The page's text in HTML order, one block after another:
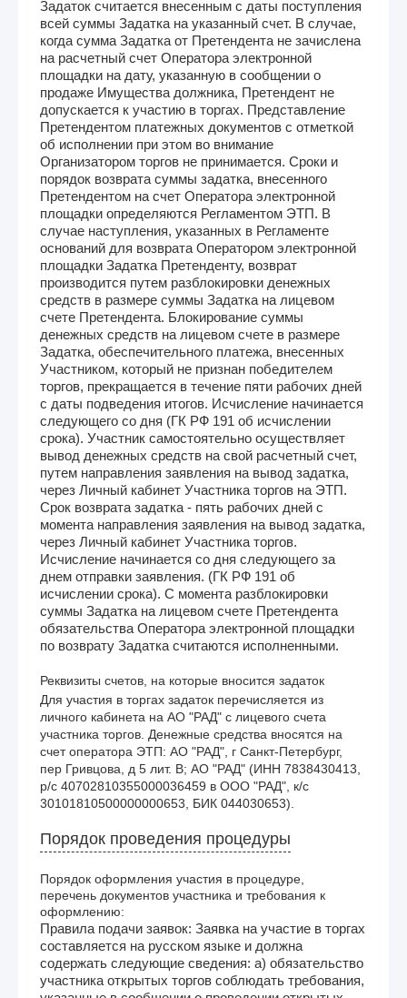
Задаток считается внесенным с даты поступления
всей суммы Задатка на указанный счет. В случае,
когда сумма Задатка от Претендента не зачислена
на расчетный счет Оператора электронной
площадки на дату, указанную в сообщении о
продаже Имущества должника, Претендент не
допускается к участию в торгах. Представление
Претендентом платежных документов с отметкой
об исполнении при этом во внимание
Организатором торгов не принимается. Сроки и
порядок возврата суммы задатка, внесенного
Претендентом на счет Оператора электронной
площадки определяются Регламентом ЭТП. В
случае наступления, указанных в Регламенте
оснований для возврата Оператором электронной
площадки Задатка Претенденту, возврат
производится путем разблокировки денежных
средств в размере суммы Задатка на лицевом
счете Претендента. Блокирование суммы
денежных средств на лицевом счете в размере
Задатка, обеспечительного платежа, внесенных
Участником, который не признан победителем
торгов, прекращается в течение пяти рабочих дней
с даты подведения итогов. Исчисление начинается
следующего со дня (ГК РФ 191 об исчислении
срока). Участник самостоятельно осуществляет
вывод денежных средств на свой расчетный счет,
путем направления заявления на вывод задатка,
через Личный кабинет Участника торгов на ЭТП.
Срок возврата задатка - пять рабочих дней с
момента направления заявления на вывод задатка,
через Личный кабинет Участника торгов.
Исчисление начинается со дня следующего за
днем отправки заявления. (ГК РФ 191 об
исчислении срока). С момента разблокировки
суммы Задатка на лицевом счете Претендента
обязательства Оператора электронной площадки
по возврату Задатка считаются исполненными.
Реквизиты счетов, на которые вносится задаток
Для участия в торгах задаток перечисляется из
личного кабинета на АО "РАД" с лицевого счета
участника торгов. Денежные средства вносятся на
счет оператора ЭТП: АО "РАД", г Санкт-Петербург,
пер Гривцова, д 5 лит. В; АО "РАД" (ИНН 7838430413,
р/с 40702810355000036459 в ООО "РАД", к/с
30101810500000000653, БИК 044030653).
Порядок проведения процедуры
Порядок оформления участия в процедуре,
перечень документов участника и требования к
оформлению:
Правила подачи заявок: Заявка на участие в торгах
составляется на русском языке и должна
содержать следующие сведения: а) обязательство
участника открытых торгов соблюдать требования,